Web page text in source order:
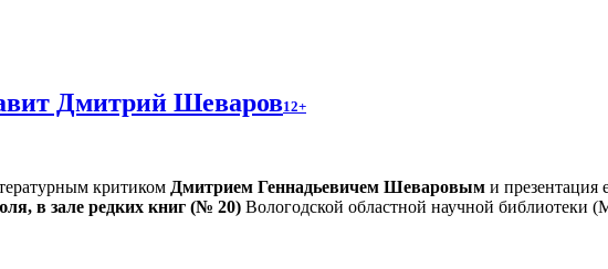
Дмитрий Шеваров12+
критиком Дмитрием Геннадьевичем Шеваровым и презентация
в зале редких книг (№ 20) Вологодской областной научной библиотеки